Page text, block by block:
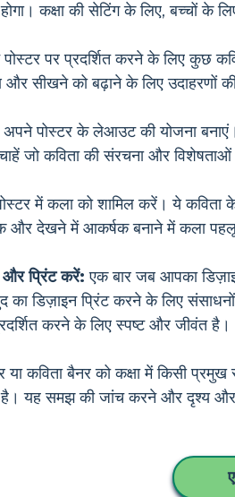
कक्षा की सेटिंग के लिए, बच्चों के
पर प्रदर्शित करने के लिए कुछ
और सीखने को बढ़ाने के लिए उदाहरणों
अपने पोस्टर के लेआउट की योजना बनाएं।
जो कविता की संरचना और विशेषताओं
में कला को शामिल करें। ये कविता के
और देखने में आकर्षक बनाने में कला पहलू
प्रिंट करें: एक बार जब आपका
डिज़ाइन प्रिंट करने के लिए
प्रदर्शित करने के लिए स्पष्ट और जीवंत है।
या कविता बैनर को कक्षा में किसी
यह समझ की जांच करने और दृश्य और